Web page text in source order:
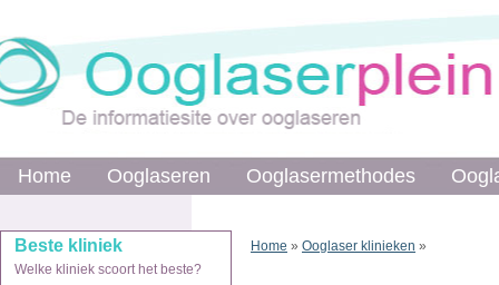
Home Ooglaseren Ooglasermethodes
Beste kliniek
Welke kliniek scoort het beste?
Home » Ooglaser klinieken »